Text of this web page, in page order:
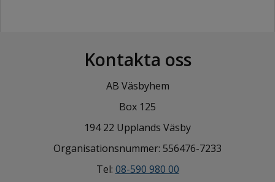
Kontakta oss
AB Väsbyhem
Box 125
194 22 Upplands Väsby
Organisationsnummer: 556476-7233
Tel: 08-590 980 00